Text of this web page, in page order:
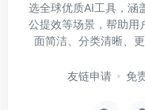
选全球优质AI工具，涵
公提效等场景，帮助用
面简洁、分类清晰、
友链申请 免